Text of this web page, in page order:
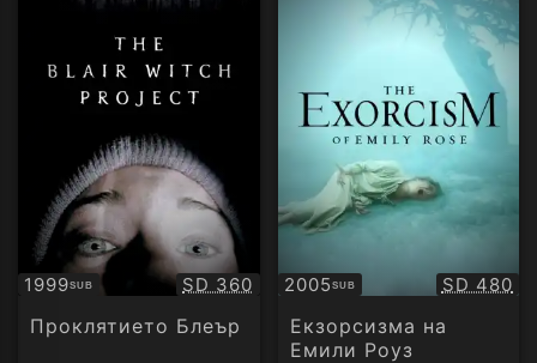
1999SUB
Субтитри Качество:
SD 360
Проклятието Блеър
2005SUB
Субтитри SD 480
Екзорсизма на
Емили Роуз